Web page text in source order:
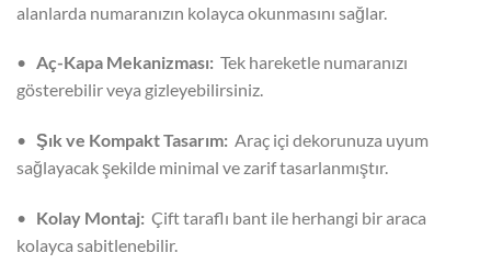
alanlarda numaranızın kolayca okunmasını sağlar.
• Aç-Kapa Mekanizması: Tek hareketle numaranızı
gösterebilir veya gizleyebilirsiniz.
• Şık ve Kompakt Tasarım: Araç içi dekorunuza uyum
sağlayacak şekilde minimal ve zarif tasarlanmıştır.
• Kolay Montaj: Çift taraflı bant ile herhangi bir araca
kolayca sabitlenebilir.